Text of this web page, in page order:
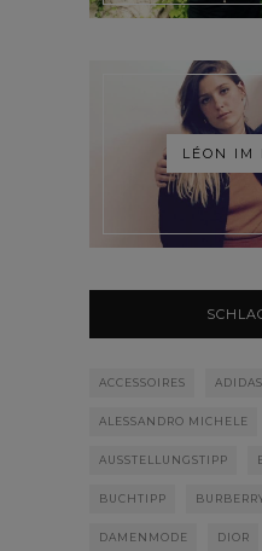
LÉON IM
ACCESSOIRES ADIDAS
ALESSANDRO MICHELE
AUSSTELLUNGSTIPP
BUCHTIPP
DAMENMODE DIOR